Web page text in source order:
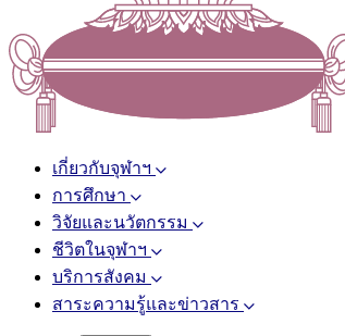
เกี่ยวกับจุฬาฯ
การศึกษา
วิจัยและนวัตกรรม
ชีวิตในจุฬาฯ
บริการสังคม
สาระความรู้และข่าวสาร